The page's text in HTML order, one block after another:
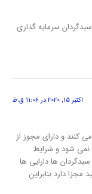
سرمایه گذاری
اکتبر 15, 2020 در 11:06 ق.ظ
کنند و دارای مجوز از
نمی شود و شرایط
ها دارایی ها
دارد بنابراین